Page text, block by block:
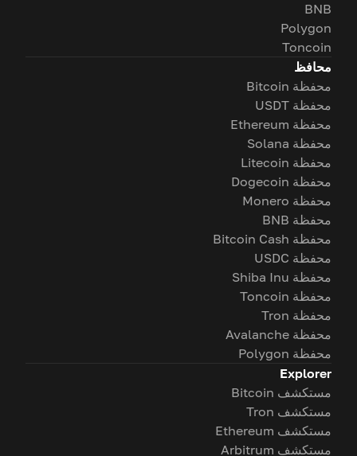
BNB
Polygon
Toncoin
محافظ
محفظة Bitcoin
محفظة USDT
محفظة Ethereum
محفظة Solana
محفظة Litecoin
محفظة Dogecoin
محفظة Monero
محفظة BNB
محفظة Bitcoin Cash
محفظة USDC
محفظة Shiba Inu
محفظة Toncoin
محفظة Tron
محفظة Avalanche
محفظة Polygon
Explorer
مستكشف Bitcoin
مستكشف Tron
مستكشف Ethereum
مستكشف Arbitrum